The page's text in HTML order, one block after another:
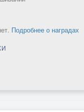
Подробнее о наградах